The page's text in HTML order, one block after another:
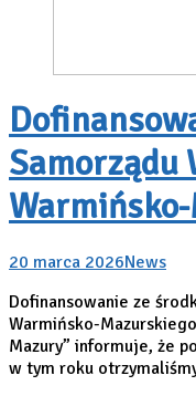
Samorządu
20 marca 2026News
Dofinansowanie ze
Warmińsko-
Mazury” informuje, że
w tym roku